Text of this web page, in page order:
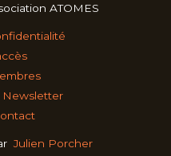
ATOMES
Newsletter
Julien Porcher